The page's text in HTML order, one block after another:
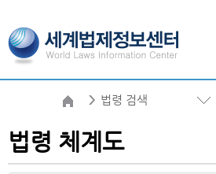
법령 검색
법령 체계도